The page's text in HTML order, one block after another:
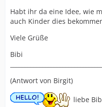
Habt ihr da eine Idee, wie
auch Kinder dies
Viele Grüße
Bibi
(Antwort von Birgit)
liebe